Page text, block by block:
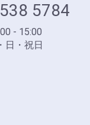
5784
- 15:00
・祝日